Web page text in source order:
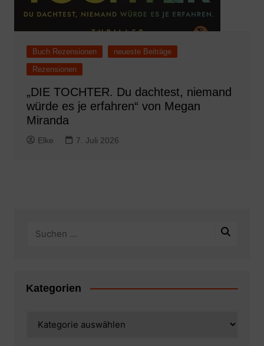
Buch Rezensionen
neueste Beiträge
Rezensionen
„DIE TOCHTER. Du dachtest, niemand
würde es je erfahren“ von Megan
Miranda
Elke 7. Juli 2026
Kategorien